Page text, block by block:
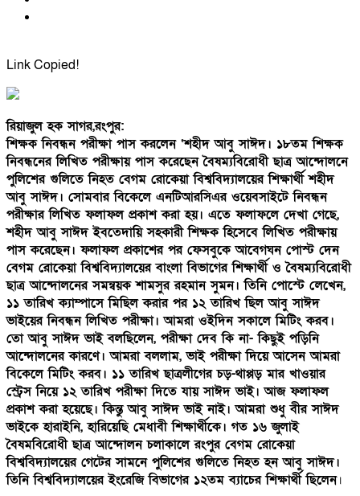
Link Copied!
রিয়াজুল হক সাগর,রংপুর:
শিক্ষক নিবন্ধন পরীক্ষা পাস করলেন ‘শহীদ আবু সাঈদ। ১৮তম শিক্ষক
নিবন্ধনের লিখিত পরীক্ষায় পাস করেছেন বৈষম্যবিরোধী ছাত্র আন্দোলনে
পুলিশের গুলিতে নিহত বেগম রোকেয়া বিশ্ববিদ্যালয়ের শিক্ষার্থী শহীদ
আবু সাঈদ। সোমবার বিকেলে এনটিআরসিএর ওয়েবসাইটে নিবন্ধন
পরীক্ষার লিখিত ফলাফল প্রকাশ করা হয়। এতে ফলাফলে দেখা গেছে,
শহীদ আবু সাঈদ ইবতেদায়ি সহকারী শিক্ষক হিসেবে লিখিত পরীক্ষায়
পাস করেছেন। ফলাফল প্রকাশের পর ফেসবুকে আবেগঘন পোস্ট দেন
বেগম রোকেয়া বিশ্ববিদ্যালয়ের বাংলা বিভাগের শিক্ষার্থী ও বৈষম্যবিরোধী
ছাত্র আন্দোলনের সমন্বয়ক শামসুর রহমান সুমন। তিনি পোস্টে লেখেন,
১১ তারিখ ক্যাম্পাসে মিছিল করার পর ১২ তারিখ ছিল আবু সাঈদ
ভাইয়ের নিবন্ধন লিখিত পরীক্ষা। আমরা ওইদিন সকালে মিটিং করব।
তো আবু সাঈদ ভাই বলছিলেন, পরীক্ষা দেব কি না- কিছুই পড়িনি
আন্দোলনের কারণে। আমরা বললাম, ভাই পরীক্ষা দিয়ে আসেন আমরা
বিকেলে মিটিং করব। ১১ তারিখ ছাত্রলীগের চড়-থাপ্পড় মার খাওয়ার
স্ট্রেস নিয়ে ১২ তারিখ পরীক্ষা দিতে যায় সাঈদ ভাই। আজ ফলাফল
প্রকাশ করা হয়েছে। কিন্তু আবু সাঈদ ভাই নাই। আমরা শুধু বীর সাঈদ
ভাইকে হারাইনি, হারিয়েছি মেধাবী শিক্ষার্থীকে। গত ১৬ জুলাই
বৈষমবিরোধী ছাত্র আন্দোলন চলাকালে রংপুর বেগম রোকেয়া
বিশ্ববিদ্যালয়ের গেটের সামনে পুলিশের গুলিতে নিহত হন আবু সাঈদ।
তিনি বিশ্ববিদ্যালয়ের ইংরেজি বিভাগের ১২তম ব্যাচের শিক্ষার্থী ছিলেন।